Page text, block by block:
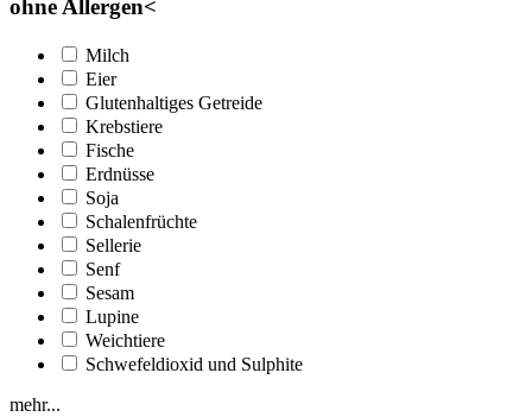
ohne Allergen<
Milch
Eier
Glutenhaltiges Getreide
Krebstiere
Fische
Erdnüsse
Soja
Schalenfrüchte
Sellerie
Senf
Sesam
Lupine
Weichtiere
Schwefeldioxid und Sulphite
mehr...